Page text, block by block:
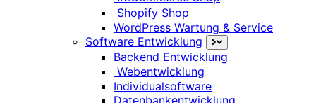
Shopify Shop
WordPress Wartung & Service
Software Entwicklung
Backend Entwicklung
Webentwicklung
Individualsoftware
Datenbankentwicklung